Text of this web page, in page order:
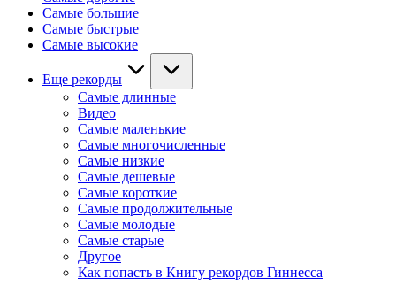
Самые большие
Самые быстрые
Самые высокие
Еще рекорды
Самые длинные
Видео
Самые маленькие
Самые многочисленные
Самые низкие
Самые дешевые
Самые короткие
Самые продолжительные
Самые молодые
Самые старые
Другое
Как попасть в Книгу рекордов Гиннесса